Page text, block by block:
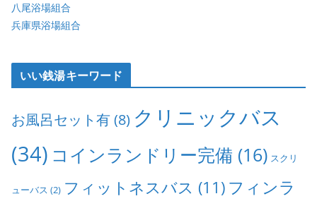
八尾浴場組合
兵庫県浴場組合
いい銭湯キーワード
お風呂セット有(8) クリニックバス
(34) コインランドリー完備 (16) スクリ
ューバス (2) フィットネスバス (11)フィンラ